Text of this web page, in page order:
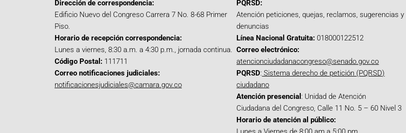
Dirección de correspondencia:
Edificio Nuevo del Congreso Carrera 7 No. 8-68 Primer
Piso.
Horario de recepción correspondencia:
Lunes a viernes, 8:30 a.m. a 4:30 p.m., jornada continua.
Código Postal: 111711
Correo notificaciones judiciales:
notificacionesjudiciales@camara.gov.co
PQRSD:
Atención peticiones, quejas, reclamos, sugerencias y
denuncias
Línea Nacional Gratuita: 018000122512
Correo electrónico:
atencionciudadanacongreso@senado.gov.co
PQRSD: Sistema derecho de petición (PQRSD)
ciudadano
Atención presencial : Unidad de Atención
Ciudadana del Congreso, Calle 11 No. 5 – 60 Nivel 3
Horario de atención al público: